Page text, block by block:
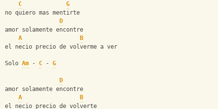
C
G
no quiero mas mentirte
D
amor solamente encontre
A
B
el necio precio de volverme a ver
Solo Am - C - G
D
amor solamente encontre
A
B
el necio precio de volverte